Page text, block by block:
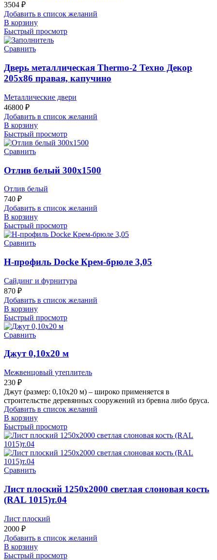
3504 ₽
Добавить в список желаний
В корзину
Быстрый просмотр
Сравнить
Дверь металлическая Thermo-2 Техно Декор
205х86 правая, капучино
Металлические двери
46800 ₽
Добавить в список желаний
В корзину
Быстрый просмотр
Сравнить
Отлив белый 300х1500
Отлив белый
740 ₽
Добавить в список желаний
В корзину
Быстрый просмотр
Сравнить
H-профиль Docke Крем-брюле 3,05
Сайдинг и фурнитура
870 ₽
Добавить в список желаний
В корзину
Быстрый просмотр
Сравнить
Джут 0,10х20 м
Межвенцовый утеплитель
230 ₽
Джут (размер: 0,10х20 м) – широко применяется в
строительстве деревянных сооружений из бревна либо бруса.
Добавить в список желаний
В корзину
Быстрый просмотр
Сравнить
Лист плоский 1250х2000 светлая слоновая кость
(RAL 1015)т.04
Лист плоский
2000 ₽
Добавить в список желаний
В корзину
Быстрый просмотр